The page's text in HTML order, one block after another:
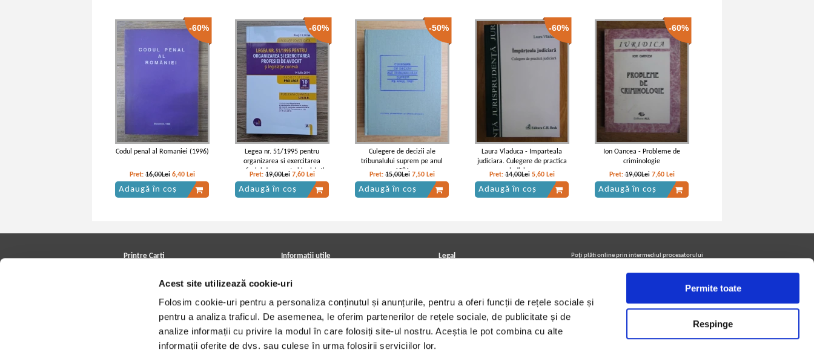
Acest site utilizează cookie-uri
Folosim cookie-uri pentru a personaliza conținutul și anunțurile, pentru a oferi funcții de rețele sociale și
pentru a analiza traficul. De asemenea, le oferim partenerilor de rețele sociale, de publicitate și de
analize informații cu privire la modul în care folosiți site-ul nostru. Aceștia le pot combina cu alte
informații oferite de dvs. sau culese în urma folosirii serviciilor lor.
Permite toate
Respinge
-60%
Codul penal al Romaniei (1996)
Pret: 16,00Lei 6,40 Lei
Adaugă în coș
-60%
Legea nr. 51/1995 pentru
organizarea si exercitarea
profesiei de avocat si legislatie
conexa
Pret:19,00Lei 7,60 Lei
Adaugă în coș
-50%
Culegere de decizii ale
tribunalului suprem pe anul
1981
Pret:15,00Lei 7,50 Lei
Adaugă în coș
-60%
Laura Vladuca - Imparteala
judiciara. Culegere de practica
judiciara
Pret:14,00Lei 5,60 Lei
Adaugă în coș
-60%
Ion Oancea - Probleme de
criminologie
Pret:19,00Lei 7,60 Lei
Adaugă în coș
Printre Carti
Cele mai căutate cărți
Blog Printre Carti
Cărţi sub 5 lei
Informatii utile
Achizitii viniluri, casete, CD/DVD
Cum cumpar?
Politica de livrare
Retur comenzi
Angajari - Cariere
Legal
Termeni si conditii
Utilizare cookie-uri
Poţi plăti online prin intermediul procesatorului
Urmăreşte-ne pe facebook pentru a fi la curent cu